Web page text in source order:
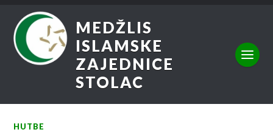
MEDŽLIS
ISLAMSKE
ZAJEDNICE
STOLAC
HUTBE